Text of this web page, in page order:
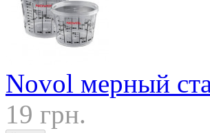
Novol мерный
19 грн.